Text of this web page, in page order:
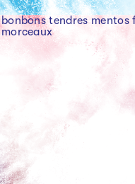
bonbons tendres mentos
morceaux